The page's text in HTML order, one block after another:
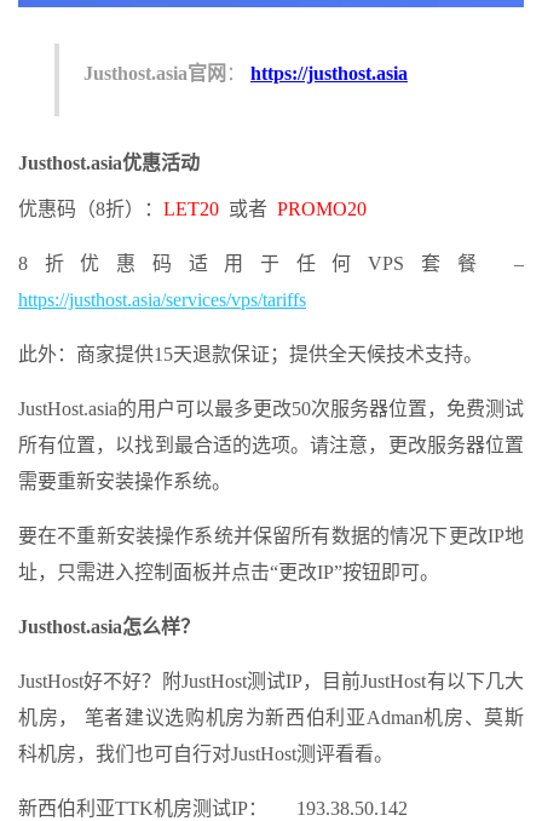
Justhost.asia官网 ： https://justhost.asia
Justhost.asia优惠活动
优惠码（8折）： LET20 或者 PROMO20
8折优惠码适用于任何VPS套餐 –
https://justhost.asia/services/vps/tariffs
此外：商家提供15天退款保证；提供全天候技术支持。
JustHost.asia的用户可以最多更改50次服务器位置，免费测试
所有位置，以找到最合适的选项。请注意，更改服务器位置
需要重新安装操作系统。
要在不重新安装操作系统并保留所有数据的情况下更改IP地
址，只需进入控制面板并点击“更改IP”按钮即可。
Justhost.asia怎么样？
JustHost好不好？附JustHost测试IP，目前JustHost有以下几大
机房， 笔者建议选购机房为新西伯利亚Adman机房、莫斯
科机房，我们也可自行对JustHost测评看看。
新西伯利亚TTK机房测试IP： 193.38.50.142